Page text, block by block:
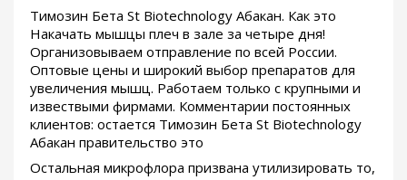
Tимозин Бета St Biotechnology Абакан. Как это
Накачать мышцы плеч в зале за четыре дня!
Организовываем отправление по всей России.
Оптовые цены и широкий выбор препаратов для
увеличения мышц. Работаем только с крупными и
извествыми фирмами. Комментарии постоянных
клиентов: остается Tимозин Бета St Biotechnology
Абакан правительство это
Остальная микрофлора призвана утилизировать то,